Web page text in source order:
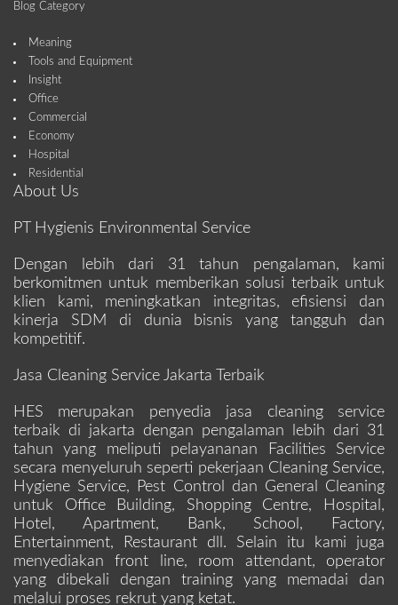
Blog Category
Meaning
Tools and Equipment
Insight
Office
Commercial
Economy
Hospital
Residential
About Us
PT Hygienis Environmental Service
Dengan lebih dari 31 tahun pengalaman, kami
berkomitmen untuk memberikan solusi terbaik untuk
klien kami, meningkatkan integritas, efisiensi dan
kinerja SDM di dunia bisnis yang tangguh dan
kompetitif.
Jasa Cleaning Service Jakarta Terbaik
HES merupakan penyedia jasa cleaning service
terbaik di jakarta dengan pengalaman lebih dari 31
tahun yang meliputi pelayananan Facilities Service
secara menyeluruh seperti pekerjaan Cleaning Service,
Hygiene Service, Pest Control dan General Cleaning
untuk Office Building, Shopping Centre, Hospital,
Hotel, Apartment, Bank, School, Factory,
Entertainment, Restaurant dll. Selain itu kami juga
menyediakan front line, room attendant, operator
yang dibekali dengan training yang memadai dan
melalui proses rekrut yang ketat.